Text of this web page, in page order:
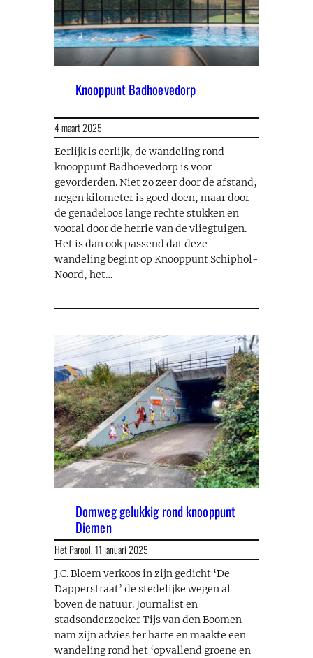
Knooppunt Badhoevedorp
4 maart 2025
Eerlijk is eerlijk, de wandeling rond
knooppunt Badhoevedorp is voor
gevorderden. Niet zo zeer door de afstand,
negen kilometer is goed doen, maar door
de genadeloos lange rechte stukken en
vooral door de herrie van de vliegtuigen.
Het is dan ook passend dat deze
wandeling begint op Knooppunt Schiphol-
Noord, het…
Domweg gelukkig rond knooppunt
Diemen
Het Parool,11 januari 2025
J.C. Bloem verkoos in zijn gedicht ‘De
Dapperstraat’ de stedelijke wegen al
boven de natuur. Journalist en
stadsonderzoeker Tijs van den Boomen
nam zijn advies ter harte en maakte een
wandeling rond het ‘opvallend groene en